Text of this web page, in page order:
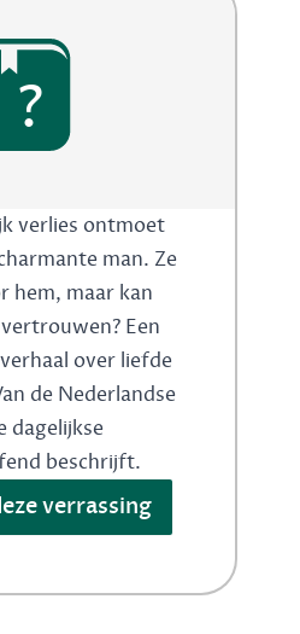
?
verlies ontmoet
man. Ze
hem, maar kan
Een
over liefde
de Nederlandse
dagelijkse
beschrijft.
verrassing